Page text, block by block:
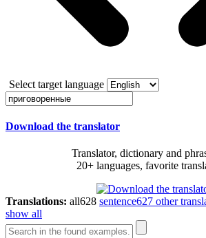
Select target language
Download the translator
Translator, dictionary and
20+ languages, favorite
Translations: all628 sentence627 other
show all